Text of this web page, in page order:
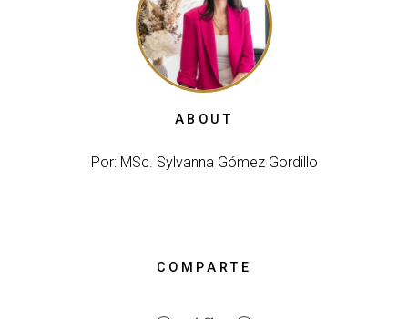
ABOUT
Por: MSc. Sylvanna Gómez Gordillo
COMPARTE